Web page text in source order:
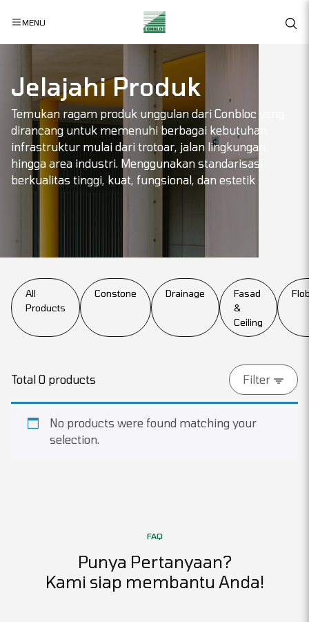
MENU
Jelajahi Produk
Temukan ragam produk unggulan dari Conbloc yang
dirancang untuk memenuhi berbagai kebutuhan
infrastruktur mulai dari trotoar, jalan lingkungan,
hingga area industri. Menggunakan standarisasi
berkualitas tinggi, kuat, fungsional, dan estetik
All
Products
Constone Drainage
Fasad
&
Ceiling
Total 0 products Filter
No products were found matching your
selection.
FAQ
Punya Pertanyaan?
Kami siap membantu Anda!